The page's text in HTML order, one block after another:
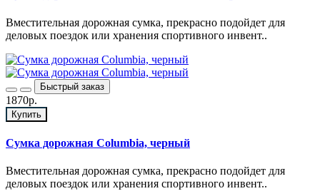
Вместительная дорожная сумка, прекрасно подойдет для
деловых поездок или хранения спортивного инвент..
Быстрый заказ
1870р.
Купить
Сумка дорожная Columbia, черный
Вместительная дорожная сумка, прекрасно подойдет для
деловых поездок или хранения спортивного инвент..